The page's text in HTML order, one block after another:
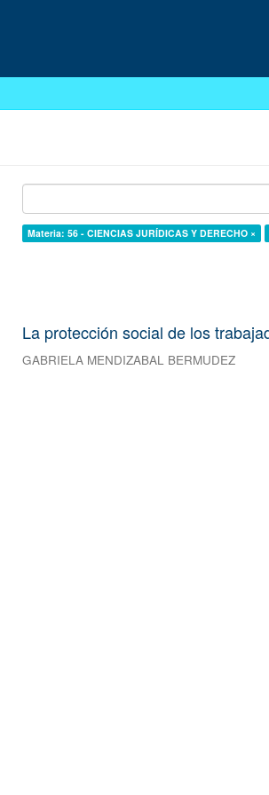
Materia: 56 - CIENCIAS JURÍDICAS Y DERECHO ×
La protección social de los
GABRIELA MENDIZABAL BERMUDEZ